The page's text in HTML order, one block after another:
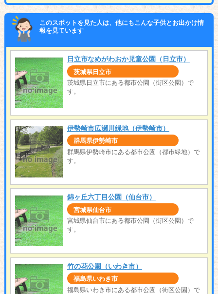
このスポットを見た人は、他にもこんな子供とお出かけ情
報を見ています
日立市なめがわおか児童公園（日立市）
茨城県日立市
茨城県日立市にある都市公園（街区公園）で
す。
伊勢崎市広瀬川緑地（伊勢崎市）
群馬県伊勢崎市
群馬県伊勢崎市にある都市公園（都市緑地）で
す。
錦ヶ丘六丁目公園（仙台市）
宮城県仙台市
宮城県仙台市にある都市公園（街区公園）で
す。
竹の花公園（いわき市）
福島県いわき市
福島県いわき市にある都市公園（街区公園）で